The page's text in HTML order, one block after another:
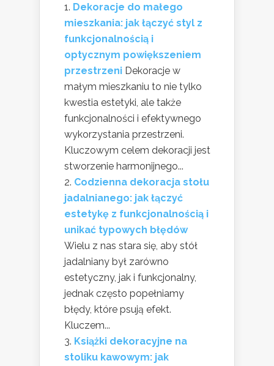
Dekoracje do małego
mieszkania: jak łączyć styl z
funkcjonalnością i
optycznym powiększeniem
przestrzeni Dekoracje w
małym mieszkaniu to nie tylko
kwestia estetyki, ale także
funkcjonalności i efektywnego
wykorzystania przestrzeni.
Kluczowym celem dekoracji jest
stworzenie harmonijnego...
Codzienna dekoracja stołu
jadalnianego: jak łączyć
estetykę z funkcjonalnością i
unikać typowych błędów
Wielu z nas stara się, aby stół
jadalniany był zarówno
estetyczny, jak i funkcjonalny,
jednak często popełniamy
błędy, które psują efekt.
Kluczem...
Książki dekoracyjne na
stoliku kawowym: jak